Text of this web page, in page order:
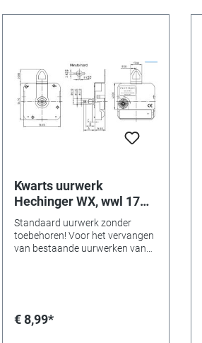
Kwarts uurwerk
Hechinger WX, wwl 17
mm
Standaard uurwerk zonder
toebehoren! Voor het vervangen
van bestaande uurwerken van
-Inzetbaar in universele
€ 8,99*